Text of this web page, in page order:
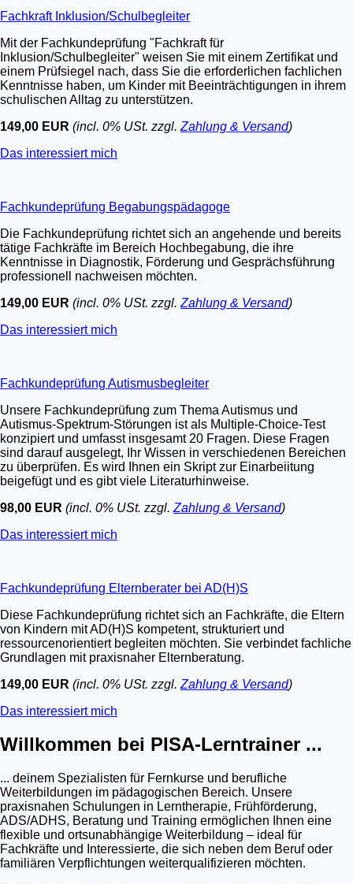
Fachkraft Inklusion/Schulbegleiter
Mit der Fachkundeprüfung "Fachkraft für
Inklusion/Schulbegleiter" weisen Sie mit einem Zertifikat und
einem Prüfsiegel nach, dass Sie die erforderlichen fachlichen
Kenntnisse haben, um Kinder mit Beeinträchtigungen in ihrem
schulischen Alltag zu unterstützen.
149,00 EUR (incl. 0% USt. zzgl. Zahlung & Versand)
Das interessiert mich
Fachkundeprüfung Begabungspädagoge
Die Fachkundeprüfung richtet sich an angehende und bereits
tätige Fachkräfte im Bereich Hochbegabung, die ihre
Kenntnisse in Diagnostik, Förderung und Gesprächsführung
professionell nachweisen möchten.
149,00 EUR (incl. 0% USt. zzgl. Zahlung & Versand)
Das interessiert mich
Fachkundeprüfung Autismusbegleiter
Unsere Fachkundeprüfung zum Thema Autismus und
Autismus-Spektrum-Störungen ist als Multiple-Choice-Test
konzipiert und umfasst insgesamt 20 Fragen. Diese Fragen
sind darauf ausgelegt, Ihr Wissen in verschiedenen Bereichen
zu überprüfen. Es wird Ihnen ein Skript zur Einarbeiitung
beigefügt und es gibt viele Literaturhinweise.
98,00 EUR (incl. 0% USt. zzgl. Zahlung & Versand)
Das interessiert mich
Fachkundeprüfung Elternberater bei AD(H)S
Diese Fachkundeprüfung richtet sich an Fachkräfte, die Eltern
von Kindern mit AD(H)S kompetent, strukturiert und
ressourcenorientiert begleiten möchten. Sie verbindet fachliche
Grundlagen mit praxisnaher Elternberatung.
149,00 EUR (incl. 0% USt. zzgl. Zahlung & Versand)
Das interessiert mich
Willkommen bei PISA-Lerntrainer ...
... deinem Spezialisten für Fernkurse und berufliche
Weiterbildungen im pädagogischen Bereich. Unsere
praxisnahen Schulungen in Lerntherapie, Frühförderung,
ADS/ADHS, Beratung und Training ermöglichen Ihnen eine
flexible und ortsunabhängige Weiterbildung – ideal für
Fachkräfte und Interessierte, die sich neben dem Beruf oder
familiären Verpflichtungen weiterqualifizieren möchten.